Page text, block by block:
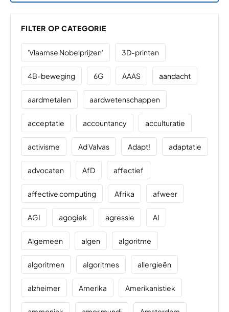
FILTER OP CATEGORIE
'Vlaamse Nobelprijzen' 3D-printen
4B-beweging 6G AAAS aandacht
aardmetalen aardwetenschappen
acceptatie accountancy acculturatie
activisme Ad Valvas Adapt! adaptatie
advocaten AfD affectief
affective computing Afrika afweer
AGI agogiek agressie AI
Algemeen algen algoritme
algoritmen algoritmes allergieën
alzheimer Amerika Amerikanistiek